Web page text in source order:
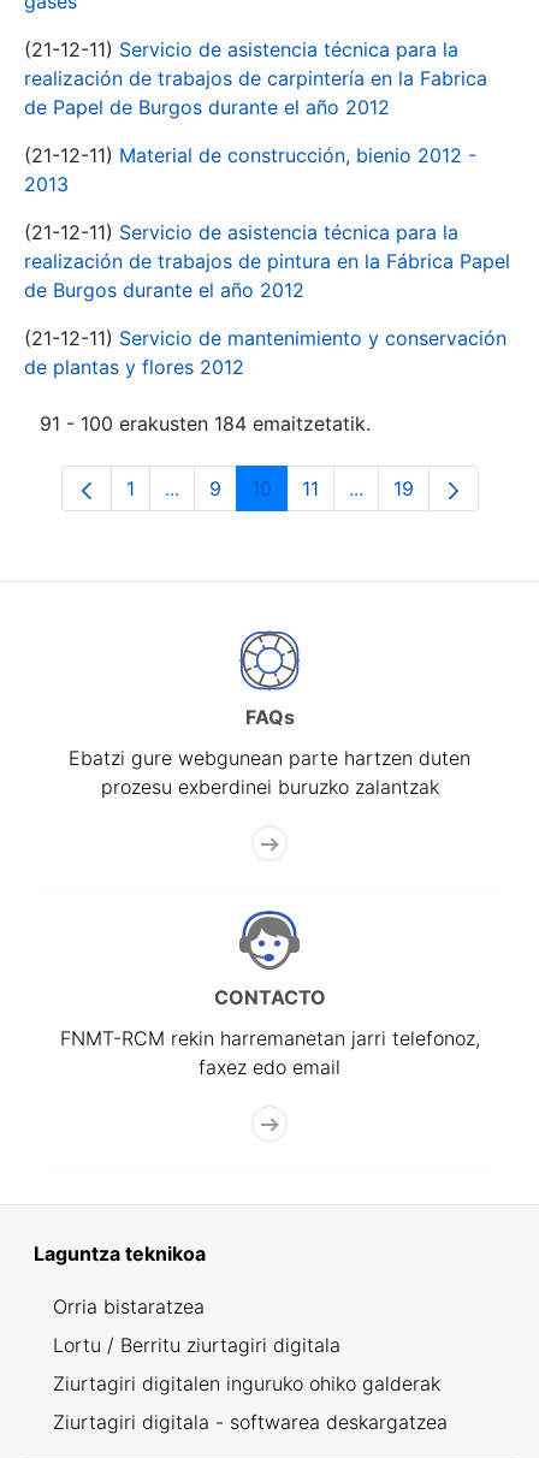
(21-12-11) Servicio de asistencia técnica para la
realización de trabajos de carpintería en la Fabrica
de Papel de Burgos durante el año 2012
(21-12-11) Material de construcción, bienio 2012 -
2013
(21-12-11) Servicio de asistencia técnica para la
realización de trabajos de pintura en la Fábrica Papel
de Burgos durante el año 2012
(21-12-11) Servicio de mantenimiento y conservación
de plantas y flores 2012
91 - 100 erakusten 184 emaitzetatik.
Orrialdea
1 ...Intermediate Pages Use TAB to
Orrialdea
9 Orrialdea
10 Orrialdea
11 ...Intermediate Pages
Orrialdea
19
FAQs
Ebatzi gure webgunean parte hartzen duten
prozesu exberdinei buruzko zalantzak
CONTACTO
FNMT-RCM rekin harremanetan jarri telefonoz,
faxez edo email
Laguntza teknikoa
Orria bistaratzea
Lortu / Berritu ziurtagiri digitala
Ziurtagiri digitalen inguruko ohiko galderak
Ziurtagiri digitala - softwarea deskargatzea